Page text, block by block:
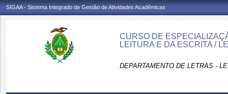
SIGAA - Sistema Integrado de Gestão de Atividades Acadêmicas
CURSO DE
LEITURA E DA ESCRITA /
DEPARTAMENTO DE LETRAS -